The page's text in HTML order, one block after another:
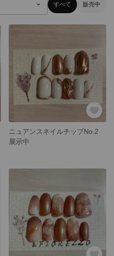
すべて 販売中
ニュアンスネイルチップNo.2
展示中